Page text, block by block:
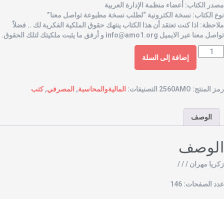
الكتاب: أعضاء منظمة الإدارة العربية
الكتاب: نسخة الكترونية “لطلب نسخة مطبوعة تواصل معنا”
اذا كنت تعتقد أن هذا الكتاب ينتهك حقوق الملكية الفكرية لك .. فضلاً
معنا عبر الايميل info@amo1.orgو أرفق ما يثبت ملكيتك لتلك الحقوق.
إضافة إلى السلة
المنتج: 2560AMO التصنيفات: الماليةوالمحاسبة, المصرفي ,كتب
الوصف
مهران / / /
الصفحات: 146